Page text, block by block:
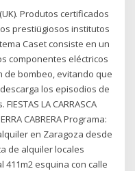
Produtos certificados
prestiügiosos institutos
Caset consiste en un
componentes eléctricos
de bombeo, evitando que
los episodios de
LA CARRASCA
CABRERA Programa:
en Zaragoza desde
de alquiler locales
411m2 esquina con calle